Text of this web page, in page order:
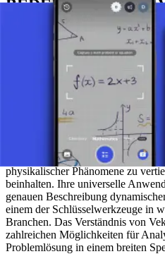
BEDEUTUNG VON
Vektoren sind in der Mathematik
Beschreibung von Richtung und
ermöglichen. Mit dem Verständnis
Bewegung von Objekten, die auf
räumliche Interaktionen besser
Der Vektor ist ein grundlegendes
ermöglicht, sich in das Verständnis
physikalischer Phänomene zu
beinhalten. Ihre universelle
genauen Beschreibung
einem der Schlüsselwerkzeuge in
Branchen. Das Verständnis von
zahlreichen Möglichkeiten für
Problemlösung in einem breiten